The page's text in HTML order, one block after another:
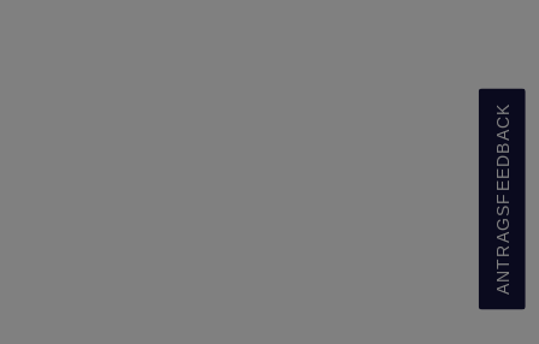
ANTRAGSFEEDBACK